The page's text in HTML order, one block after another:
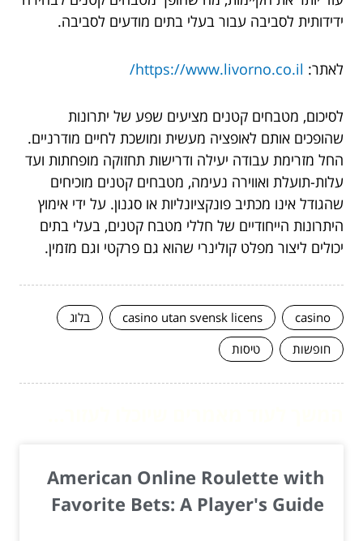
ידידותית לסביבה עבור בעלי בתים מודעים לסביבה.
לאתר: https://www.livorno.co.il/
לסיכום, מטבחים קטנים מציעים שפע של יתרונות
שהופכים אותם לאופציה מעשית ומושכת לחיים מודרניים.
החל מזרימת עבודה יעילה ודרישות תחזוקה מופחתות ועד
עלות-תועלת ואווירה נעימה, מטבחים קטנים מוכיחים
שהגודל אינו מכתיב פונקציונליות או סגנון. על ידי אימוץ
היתרונות הייחודיים של חללי מטבח קטנים, בעלי בתים
יכולים ליצור מפלט קולינרי שהוא גם פרקטי וגם מזמין.
casino
casino utan svensk licens
בלוג
חופשות
טיסות
American Online Roulette with
Favorite Bets: A Player's Guide